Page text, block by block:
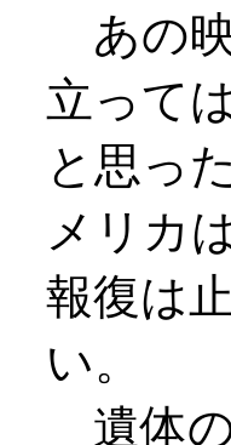
あの
立って
と思っ
メリカ
報復は
い。
遺体